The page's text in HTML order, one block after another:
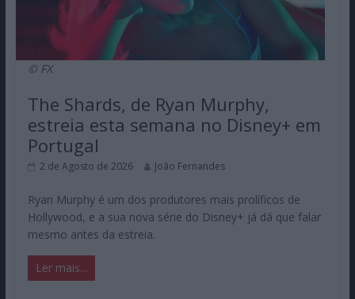
© FX
The Shards, de Ryan Murphy,
estreia esta semana no Disney+ em
Portugal
2 de Agosto de 2026 João Fernandes
Ryan Murphy é um dos produtores mais prolíficos de
Hollywood, e a sua nova série do Disney+ já dá que falar
mesmo antes da estreia.
Ler mais...